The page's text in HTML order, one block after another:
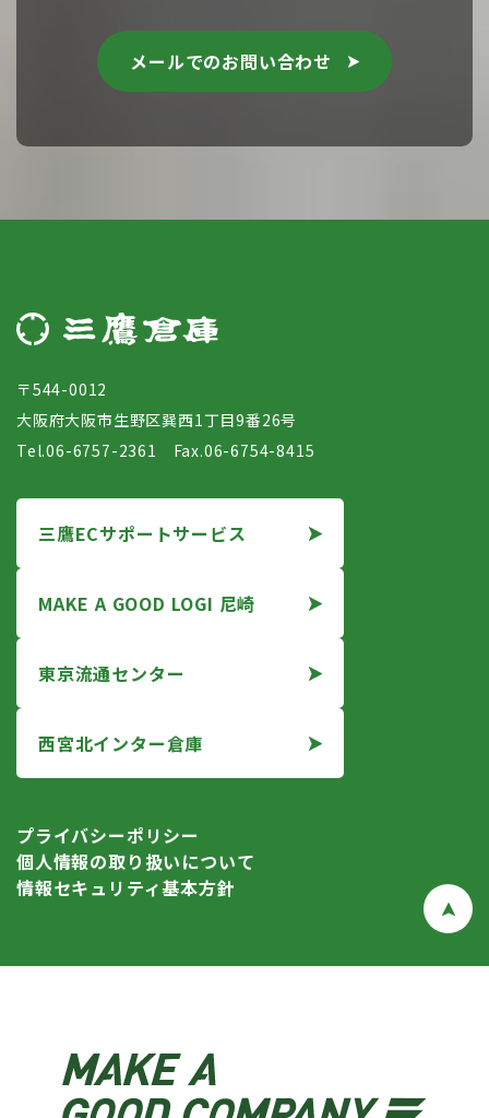
メールでのお問い合わせ
〒544-0012
大阪府大阪市生野区巽西1丁目9番26号
Tel.06-6757-2361 Fax.06-6754-8415
三鷹ECサポートサービス
MAKE A GOOD LOGI 尼崎
東京流通センター
西宮北インター倉庫
プライバシーポリシー
個人情報の取り扱いについて
情報セキュリティ基本方針